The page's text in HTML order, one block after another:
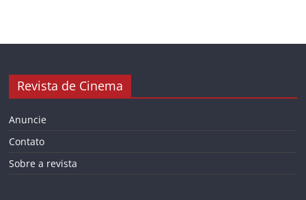
Revista de Cinema
Anuncie
Contato
Sobre a revista